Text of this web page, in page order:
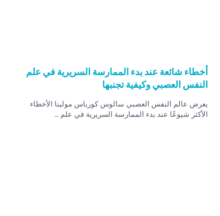
أخطاء شائعة عند بدء الممارسة السريرية في علم
النفس العصبي وكيفية تجنبها
يعرض عالم النفس العصبي سالوس كورباس مولينا الأخطاء
الأكثر شيوعًا عند بدء الممارسة السريرية في علم …